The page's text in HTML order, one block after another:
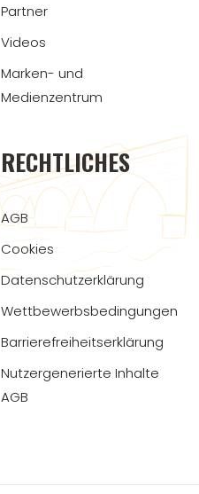
Partner
Videos
Marken- und
Medienzentrum
RECHTLICHES
AGB
Cookies
Datenschutzerklärung
Wettbewerbsbedingungen
Barrierefreiheitserklärung
Nutzergenerierte Inhalte
AGB